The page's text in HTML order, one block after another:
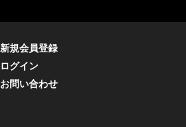
新規会員登録
ログイン
お問い合わせ